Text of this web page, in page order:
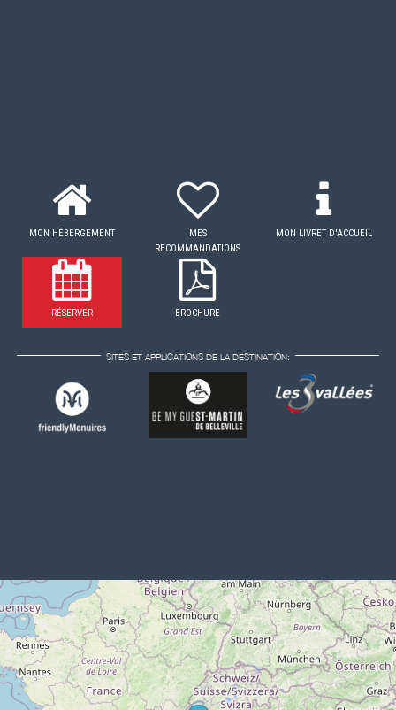
MON HÉBERGEMENT
MES
RECOMMANDATIONS
MON LIVRET D'ACCUEIL
RÉSERVER BROCHURE
SITES ET APPLICATIONS DE LA DESTINATION: